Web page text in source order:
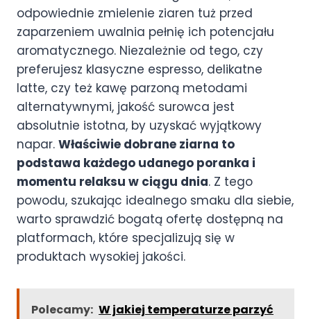
odpowiednie zmielenie ziaren tuż przed
zaparzeniem uwalnia pełnię ich potencjału
aromatycznego. Niezależnie od tego, czy
preferujesz klasyczne espresso, delikatne
latte, czy też kawę parzoną metodami
alternatywnymi, jakość surowca jest
absolutnie istotna, by uzyskać wyjątkowy
napar. Właściwie dobrane ziarna to
podstawa każdego udanego poranka i
momentu relaksu w ciągu dnia. Z tego
powodu, szukając idealnego smaku dla siebie,
warto sprawdzić bogatą ofertę dostępną na
platformach, które specjalizują się w
produktach wysokiej jakości.
Polecamy: W jakiej temperaturze parzyć